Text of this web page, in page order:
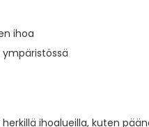
ihoa
ihoalueilla, kuten